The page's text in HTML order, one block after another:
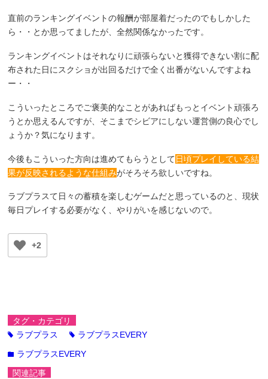
直前のランキングイベントの報酬が部屋着だったのでもしかした
ら・・とか思ってましたが、全然関係なかったです。
ランキングイベントはそれなりに頑張らないと獲得できない割に配
布された日にスクショが出回るだけで全く出番がないんですよね
ー・・
こういったところでご褒美的なことがあればもっとイベント頑張ろ
うとか思えるんですが、そこまでシビアにしない運営側の良心でし
ょうか？気になります。
今後もこういった方向は進めてもらうとして日頃プレイしている結
果が反映されるような仕組みがそろそろ欲しいですね。
ラブプラスて日々の蓄積を楽しむゲームだと思っているのと、現状
毎日プレイする必要がなく、やりがいを感じないので。
+2
タグ・カテゴリ
tag ラブプラス tag ラブプラスEVERY
folder ラブプラスEVERY
関連記事